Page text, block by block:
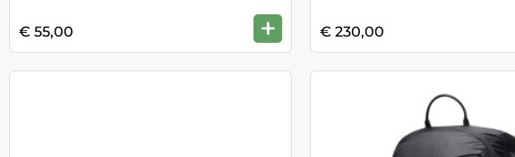
€ 55,00 + € 230,00